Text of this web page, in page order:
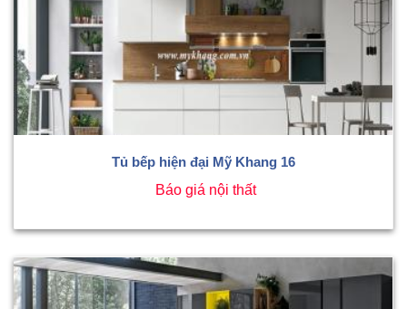
Tủ bếp hiện đại Mỹ Khang 16
Báo giá nội thất